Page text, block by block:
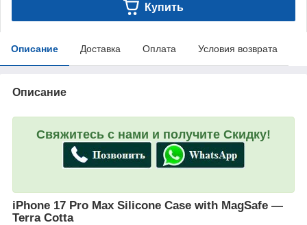
Купить
Описание Доставка Оплата Условия возврата
Описание
Свяжитесь с нами и получите Скидку!
iPhone 17 Pro Max Silicone Case with MagSafe —
Terra Cotta